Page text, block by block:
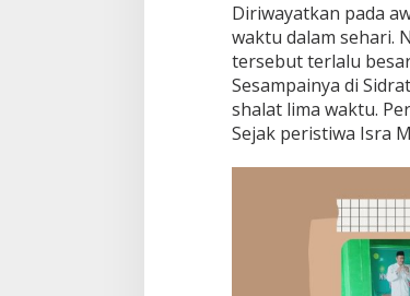
Diriwayatkan pada
waktu dalam sehari.
tersebut terlalu
Sesampainya di
shalat lima waktu.
Sejak peristiwa Isra